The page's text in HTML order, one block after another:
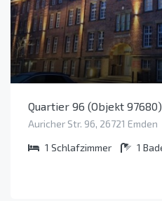
Quartier 96 (Objekt 97680)
Auricher Str. 96, 26721 Emden
1 Schlafzimmer 1